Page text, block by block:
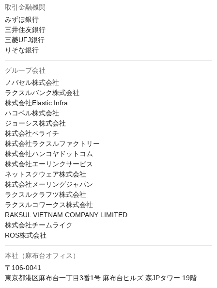
取引金融機関
みずほ銀行
三井住友銀行
三菱UFJ銀行
りそな銀行
グループ会社
ノバセル株式会社
ラクスルバンク株式会社
株式会社Elastic Infra
ハコベル株式会社
ジョーシス株式会社
株式会社ペライチ
株式会社ラクスルファクトリー
株式会社ハンコヤドットコム
株式会社エーリンクサービス
ネットスクウェア株式会社
株式会社メーリングジャパン
ラクスルクラフツ株式会社
ラクスルコワークス株式会社
RAKSUL VIETNAM COMPANY LIMITED
株式会社チームライク
ROS株式会社
本社（麻布台オフィス）
〒106-0041
東京都港区麻布台一丁目3番1号 麻布台ヒルズ 森JPタワー 19階